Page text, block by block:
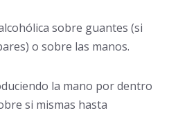
sobre guantes (si
o sobre las manos.
la mano por dentro
si mismas hasta